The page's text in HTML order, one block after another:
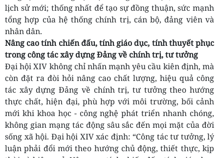
lịch sử mới; thống nhất để tạo sự đồng thuận, sức mạnh
tổng hợp của hệ thống chính trị, cán bộ, đảng viên và
nhân dân.
Nâng cao tính chiến đấu, tính giáo dục, tính thuyết phục
trong công tác xây dựng Đảng về chính trị, tư tưởng
Đại hội XIV không chỉ nhấn mạnh yêu cầu kiên định, mà
còn đặt ra đòi hỏi nâng cao chất lượng, hiệu quả công
tác xây dựng Đảng về chính trị, tư tưởng theo hướng
thực chất, hiện đại, phù hợp với môi trường, bối cảnh
mới khi khoa học - công nghệ phát triển nhanh chóng,
không gian mạng tác động sâu sắc đến mọi mặt của đời
sống xã hội. Đại hội XIV xác định: “Công tác tư tưởng, lý
luận phải đổi mới theo hướng chủ động, thiết thực, kịp